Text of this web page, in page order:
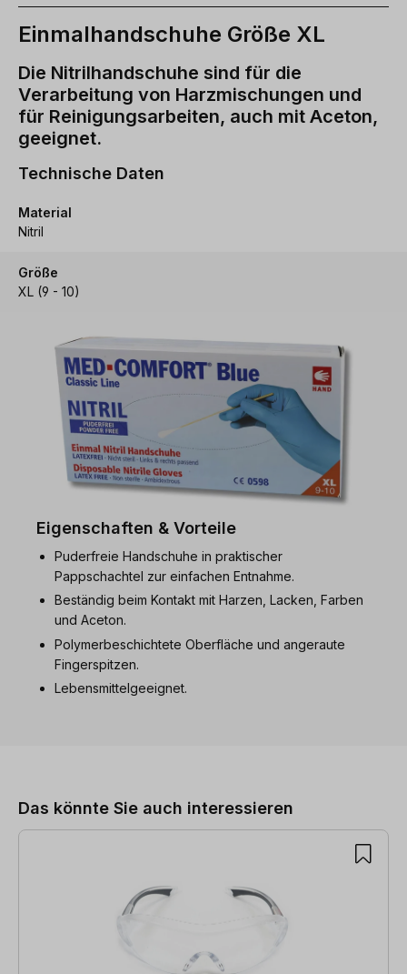
Einmalhandschuhe Größe XL
Die Nitrilhandschuhe sind für die
Verarbeitung von Harzmischungen und
für Reinigungsarbeiten, auch mit Aceton,
geeignet.
Technische Daten
Material
Nitril
Größe
XL (9 - 10)
Eigenschaften & Vorteile
Puderfreie Handschuhe in praktischer
Pappschachtel zur einfachen Entnahme.
Beständig beim Kontakt mit Harzen, Lacken, Farben
und Aceton.
Polymerbeschichtete Oberfläche und angeraute
Fingerspitzen.
Lebensmittelgeeignet.
Das könnte Sie auch interessieren